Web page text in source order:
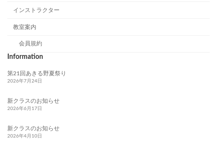
インストラクター
教室案内
会員規約
Information
第21回あきる野夏祭り
2026年7月24日
新クラスのお知らせ
2026年6月17日
新クラスのお知らせ
2026年4月10日